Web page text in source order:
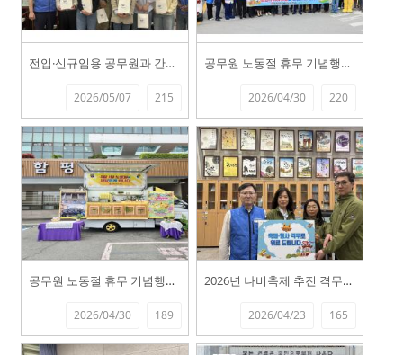
전입·신규임용 공무원과 간담회 실시 (...
215
2026/05/07
공무원 노동절 휴무 기념행사(26.4.3...
220
2026/04/30
공무원 노동절 휴무 기념행사(26.4.3...
189
2026/04/30
2026년 나비축제 추진 격무부서 위문 ...
165
2026/04/23